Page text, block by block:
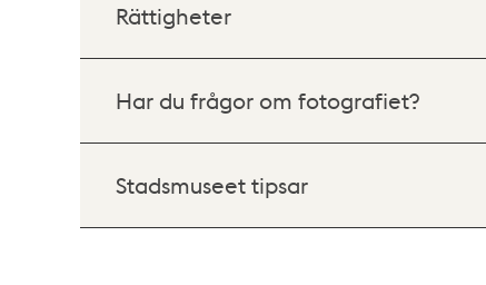
Rättigheter
Har du frågor om fotografiet?
Stadsmuseet tipsar